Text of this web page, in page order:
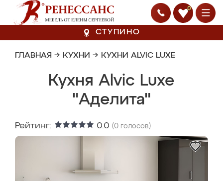
0
СТУПИНО
ГЛАВНАЯ → КУХНИ → КУХНИ ALVIC LUXE
Кухня Alvic Luxe
"Аделита"
Рейтинг: 0.0 (0 голосов)